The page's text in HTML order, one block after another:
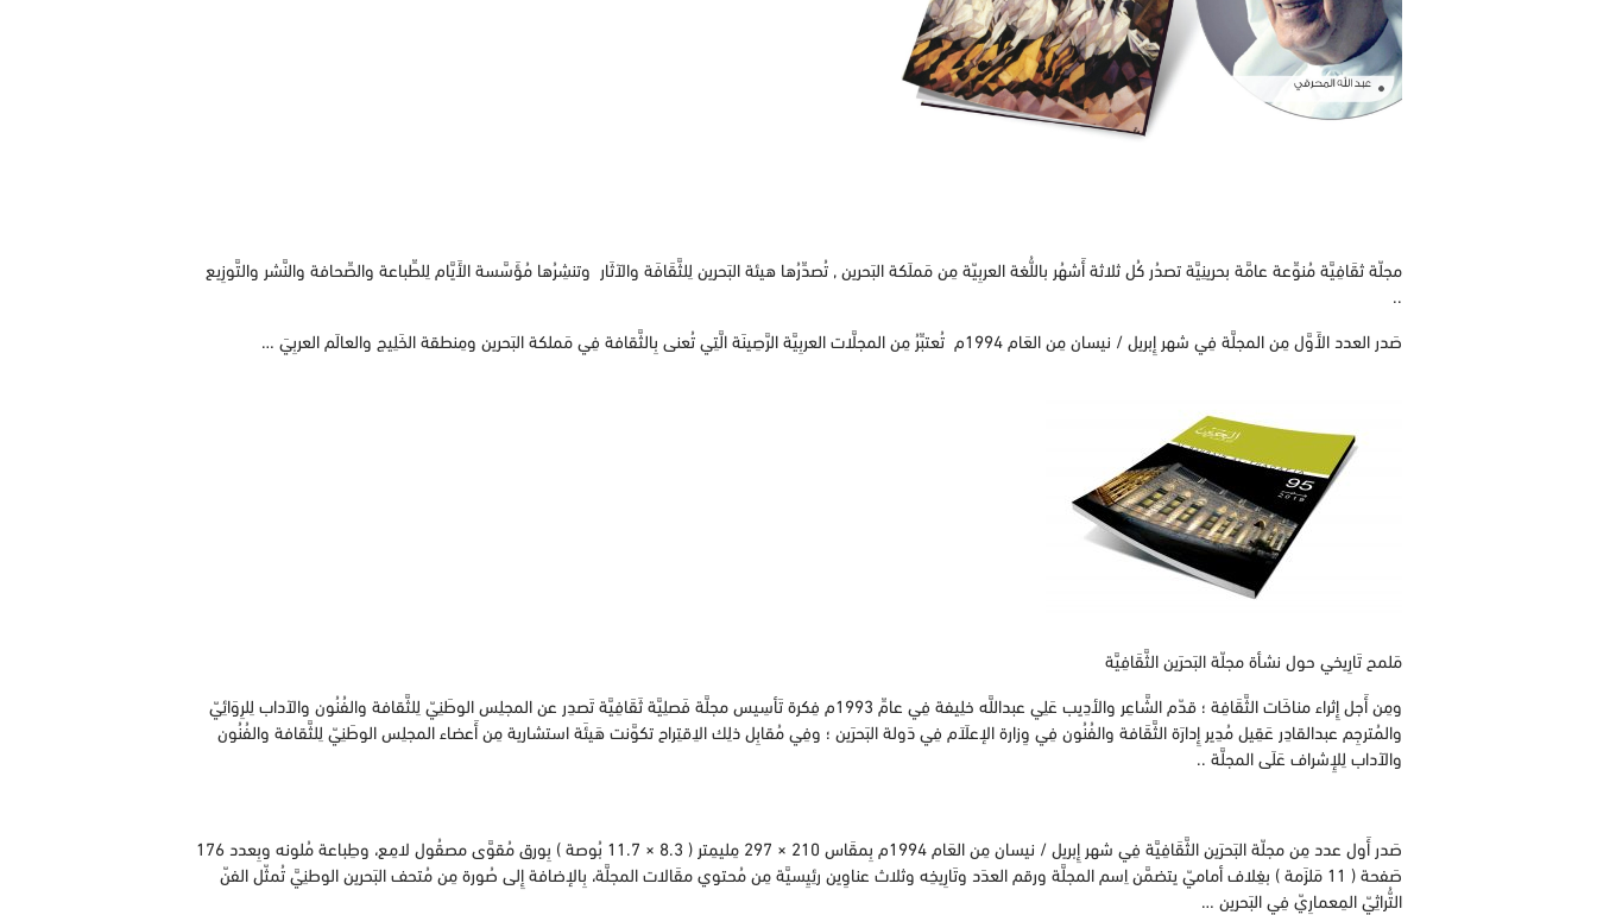
مجلّة ثقَافِيَّة مُنوِّعة عامَّة بحرينِيَّة تصدُر كُل ثلاثة أَشهُر باللُّغة العربِيّة مِن مَملَكة البَحرين , تُصدِّرُها هيئة البَحرين لِلثَّقَافَة والآثَار وتنشِرُها مُؤَسَّسة الأَيَّام لِلطِّباعة والصِّحافة والنَّشر والتَّوزِيع
..
صَدر العدد الأَوَّل مِن المجلَّة فِي شهر إِبريل / نيسان مِن العَام 1994م تُعتبِّرُ مِن المجلَّات العربِيَّة الرَّصِينَة الَّتِي تُعنى بِالثَّقافة فِي مَملكة البَحرين ومِنطقة الخَلِيج والعالَم العربِيَ …
مَلمح تَارِيخي حول نشأة مجلّة البَحرَين الثَّقَافِيَّة
ومِن أَجل إِثراء مناخَات الثَّقَافِة ؛ قدّم الشَّاعِر والأدِيب عَلِي عبداللَّه خلِيفة فِي عامِّ 1993م فِكرة تَأسِيس مجلَّة فَصلِيَّة ثَقَافِيَّة تَصدِر عن المجلِس الوطَنِيّ لِلثَّقافة والفُنُون والآداب لِلرِوَائِيّ
والمُترجِم عبدالقادِر عَقِيل مُدِير إِدارَة الثَّقَافة والفُنُون فِي وِزارة الإعلَاَم فِي دَولة البَحرَين ؛ وفِي مُقابِل ذلِك الاِقتِراح تكوَّنت هَيئَة استشارية مِن أَعضاء المجلِس الوطَنِيّ لِلثَّقافة والفُنُون
والآداب لِلإِشراف عَلَى المجلَّة ..
صَدر أَول عدد مِن مجلّة البَحرَين الثَّقَافِيَّة فِي شهر إِبريل / نيسان مِن العَام 1994م بِمقَاس 210 × 297 مِليمِتر ( 8.3 × 11.7 بُوصة ) بِورق مُقوَّى مصقُول لامِع، وطِباعة مُلونه وبِعدد 176
صَفحة ( 11 مَلزَمة ) بغِلاف أماميّ يتضمَّن اِسم المجلَّة ورقم العدَد وتَارِيخِه وثلاث عناوِين رئِيِسيَّة مِن مُحتوي مقَالات المجلَّة، بِالإضافة إِلى صُورة مِن مُتحف البَحرين الوطنِيَّ تُمثّل الفنّ
التُّراثِيّ المِعمارِيّ فِي البَحرين …